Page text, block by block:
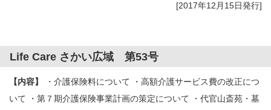
[2017年12月15日発行]
Life Care さかい広域 第53号
【内容】
・介護保険料について ・高額介護サービス費の改正につ
いて ・第７期介護保険事業計画の策定について ・代官山斎苑・墓